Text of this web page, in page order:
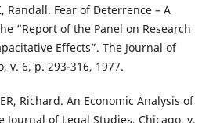
Randall. Fear of Deterrence – A
“Report of the Panel on Research
Effects”. The Journal of
v. 6, p. 293-316, 1977.
Richard. An Economic Analysis of
Journal of Legal Studies, Chicago, v.